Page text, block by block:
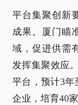
平台集聚创新
成果。厦门瞄
域，促进供需
发挥集聚效应
平台，预计3年
企业，培育40